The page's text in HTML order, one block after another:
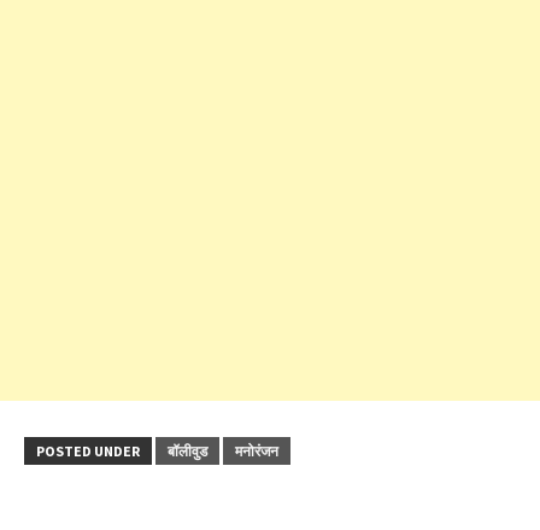
POSTED UNDER बॉलीवुड मनोरंजन